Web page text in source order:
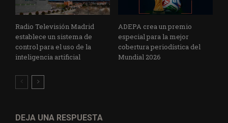
Radio Televisión Madrid
establece un sistema de
control para el uso de la
inteligencia artificial
ADEPA crea un premio
especial para la mejor
cobertura periodística del
Mundial 2026
DEJA UNA RESPUESTA